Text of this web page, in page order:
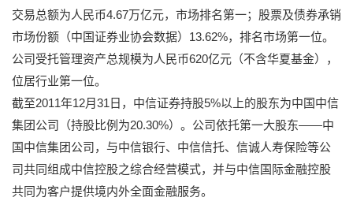
交易总额为人民币4.67万亿元，市场排名第一；股票及债券承销
市场份额（中国证券业协会数据）13.62%，排名市场第一位。
公司受托管理资产总规模为人民币620亿元（不含华夏基金），
位居行业第一位。
截至2011年12月31日，中信证券持股5%以上的股东为中国中信
集团公司（持股比例为20.30%）。公司依托第一大股东——中
国中信集团公司，与中信银行、中信信托、信诚人寿保险等公
司共同组成中信控股之综合经营模式，并与中信国际金融控股
共同为客户提供境内外全面金融服务。